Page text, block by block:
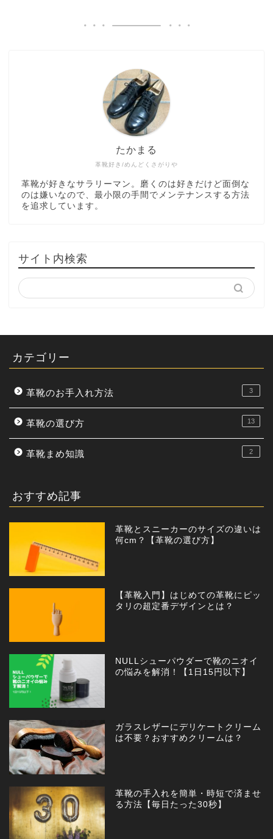
革靴好き/めんどくさがりや
たかまる
革靴が好きなサラリーマン。磨くのは好きだけど面倒な
のは嫌いなので、最小限の手間でメンテナンスする方法
を追求しています。
サイト内検索
カテゴリー
革靴のお手入れ方法 3
革靴の選び方 13
革靴まめ知識 2
おすすめ記事
革靴とスニーカーのサイズの違いは
何cm？【革靴の選び方】
【革靴入門】はじめての革靴にピッ
タリの超定番デザインとは？
NULLシューパウダーで靴のニオイ
の悩みを解消！【1日15円以下】
ガラスレザーにデリケートクリーム
は不要？おすすめクリームは？
革靴の手入れを簡単・時短で済ませ
る方法【毎日たった30秒】